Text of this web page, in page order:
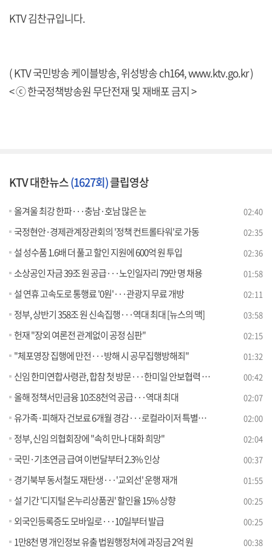
KTV 김찬규입니다.
( KTV 국민방송 케이블방송, 위성방송 ch164,www.ktv.go.kr)
< ⓒ 한국정책방송원 무단전재 및 재배포 금지 >
KTV 대한뉴스(1627회)클립영상
올겨울 최강 한파···충남·호남 많은 눈 02:40
국정현안·경제관계장관회의 '정책 컨트롤타워'로 가동 02:35
설 성수품 1.6배 더 풀고 할인 지원에 600억 원 투입 02:36
소상공인 자금 39조 원 공급···노인일자리 79만 명 채용 01:58
설 연휴 고속도로 통행료 '0원'···관광지 무료 개방 02:11
정부, 상반기 358조 원 신속집행···역대 최대 [뉴스의 맥] 03:58
헌재 "장외 여론전 관계없이 공정 심판" 02:15
"체포영장 집행에 만전···방해 시 공무집행방해죄" 01:32
신임 한미연합사령관, 합참 첫 방문···한미일 안보협력 강조 00:42
올해 정책서민금융 10조8천억 공급···역대 최대 02:07
유가족·피해자 건보료 6개월 경감···로컬라이저 특별교육 02:00
정부, 신임 의협회장에 "속히 만나 대화 희망" 02:04
국민·기초연금 급여 이번달부터 2.3% 인상 00:37
경기북부 동서철도 재탄생···'교외선' 운행 재개 01:55
설 기간 '디지털 온누리상품권' 할인율 15% 상향 00:25
외국인등록증도 모바일로···10일부터 발급 00:25
1만8천 명 개인정보 유출 법원행정처에 과징금 2억 원 00:38